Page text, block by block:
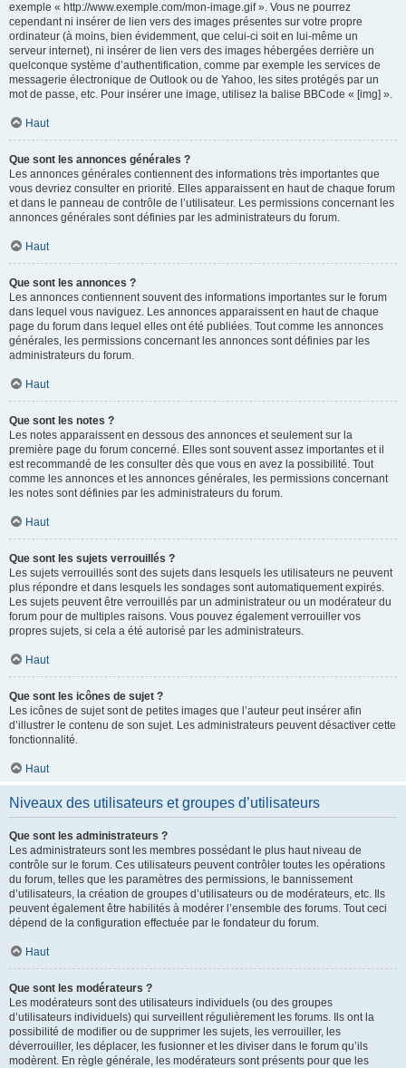
exemple « http://www.exemple.com/mon-image.gif ». Vous ne pourrez
cependant ni insérer de lien vers des images présentes sur votre propre
ordinateur (à moins, bien évidemment, que celui-ci soit en lui-même un
serveur internet), ni insérer de lien vers des images hébergées derrière un
quelconque système d’authentification, comme par exemple les services de
messagerie électronique de Outlook ou de Yahoo, les sites protégés par un
mot de passe, etc. Pour insérer une image, utilisez la balise BBCode « [img] ».
Haut
Que sont les annonces générales ?
Les annonces générales contiennent des informations très importantes que
vous devriez consulter en priorité. Elles apparaissent en haut de chaque forum
et dans le panneau de contrôle de l’utilisateur. Les permissions concernant les
annonces générales sont définies par les administrateurs du forum.
Haut
Que sont les annonces ?
Les annonces contiennent souvent des informations importantes sur le forum
dans lequel vous naviguez. Les annonces apparaissent en haut de chaque
page du forum dans lequel elles ont été publiées. Tout comme les annonces
générales, les permissions concernant les annonces sont définies par les
administrateurs du forum.
Haut
Que sont les notes ?
Les notes apparaissent en dessous des annonces et seulement sur la
première page du forum concerné. Elles sont souvent assez importantes et il
est recommandé de les consulter dès que vous en avez la possibilité. Tout
comme les annonces et les annonces générales, les permissions concernant
les notes sont définies par les administrateurs du forum.
Haut
Que sont les sujets verrouillés ?
Les sujets verrouillés sont des sujets dans lesquels les utilisateurs ne peuvent
plus répondre et dans lesquels les sondages sont automatiquement expirés.
Les sujets peuvent être verrouillés par un administrateur ou un modérateur du
forum pour de multiples raisons. Vous pouvez également verrouiller vos
propres sujets, si cela a été autorisé par les administrateurs.
Haut
Que sont les icônes de sujet ?
Les icônes de sujet sont de petites images que l’auteur peut insérer afin
d’illustrer le contenu de son sujet. Les administrateurs peuvent désactiver cette
fonctionnalité.
Haut
Niveaux des utilisateurs et groupes d’utilisateurs
Que sont les administrateurs ?
Les administrateurs sont les membres possédant le plus haut niveau de
contrôle sur le forum. Ces utilisateurs peuvent contrôler toutes les opérations
du forum, telles que les paramètres des permissions, le bannissement
d’utilisateurs, la création de groupes d’utilisateurs ou de modérateurs, etc. Ils
peuvent également être habilités à modérer l’ensemble des forums. Tout ceci
dépend de la configuration effectuée par le fondateur du forum.
Haut
Que sont les modérateurs ?
Les modérateurs sont des utilisateurs individuels (ou des groupes
d’utilisateurs individuels) qui surveillent régulièrement les forums. Ils ont la
possibilité de modifier ou de supprimer les sujets, les verrouiller, les
déverrouiller, les déplacer, les fusionner et les diviser dans le forum qu’ils
modèrent. En règle générale, les modérateurs sont présents pour que les